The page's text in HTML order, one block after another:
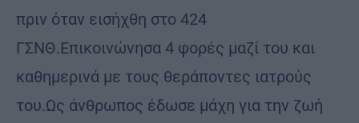
πριν όταν εισήχθη στο 424
ΓΣΝΘ.Επικοινώνησα 4 φορές μαζί του και
καθημερινά με τους θεράποντες ιατρούς
του.Ως άνθρωπος έδωσε μάχη για την ζωή